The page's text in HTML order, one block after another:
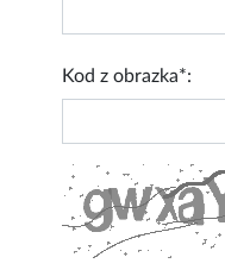
Kod z obrazka*: